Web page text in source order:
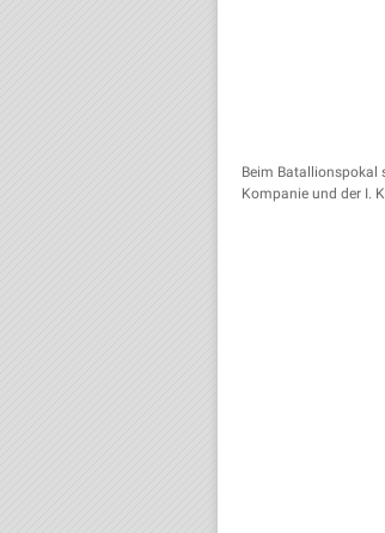
Beim Batallionspokal
Kompanie und der I.